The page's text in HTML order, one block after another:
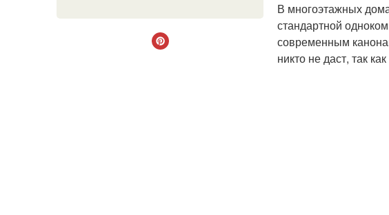
В многоэтажных
стандартной
современным
никто не даст, так